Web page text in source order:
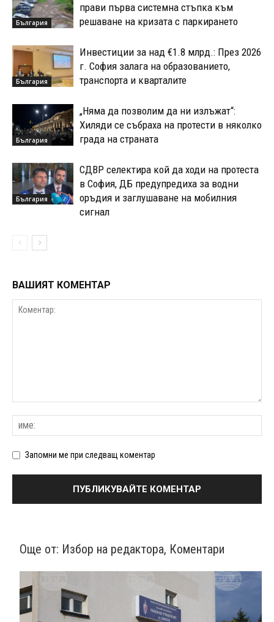
България
прави първа системна стъпка към
решаване на кризата с паркирането
България
Инвестиции за над €1.8 млрд.: През 2026
г. София залага на образованието,
транспорта и кварталите
България
„Няма да позволим да ни излъжат“:
Хиляди се събраха на протести в няколко
града на страната
България
СДВР селектира кой да ходи на протеста
в София, ДБ предупредиха за водни
оръдия и заглушаване на мобилния
сигнал
ВАШИЯТ КОМЕНТАР
Запомни ме при следващ коментар
Още от: Избор на редактора, Коментари